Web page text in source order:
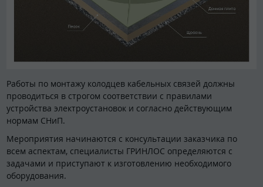
Работы по монтажу колодцев кабельных связей должны
проводиться в строгом соответствии с правилами
устройства электроустановок и согласно действующим
нормам СНиП.
Мероприятия начинаются с консультации заказчика по
всем аспектам, специалисты ГРИНЛОС определяются с
задачами и приступают к изготовлению необходимого
оборудования.